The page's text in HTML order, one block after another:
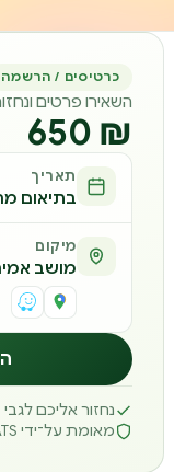
כרטיסים / הרשמה
השאירו פרטים
₪ 650
תאריך
בתיאום
מיקום
מושב
נחזור אליכם
מאומת על־ידי REATS